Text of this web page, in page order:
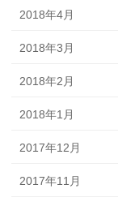
2018年4月
2018年3月
2018年2月
2018年1月
2017年12月
2017年11月